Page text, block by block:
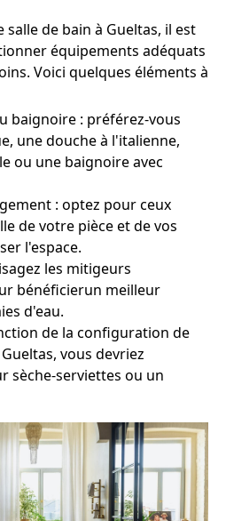
de bain à Gueltas, il est
équipements adéquats
Voici quelques éléments à
baignoire : préférez-vous
une douche à l'italienne,
ou une baignoire avec
: optez pour ceux
de votre pièce et de vos
l'espace.
les mitigeurs
bénéficierun meilleur
d'eau.
de la configuration de
vous devriez
sèche-serviettes ou un